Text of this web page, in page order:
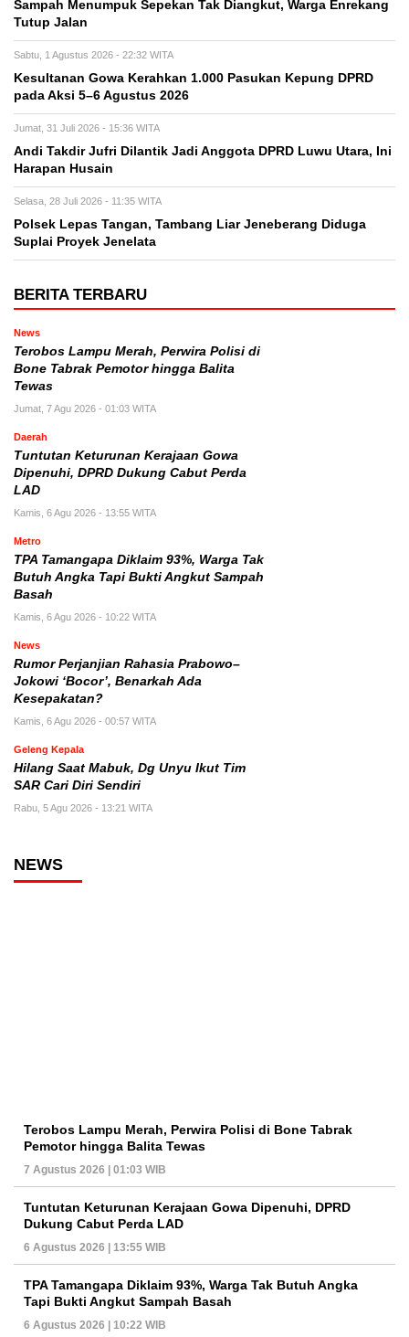
Sampah Menumpuk Sepekan Tak Diangkut, Warga Enrekang
Tutup Jalan
Sabtu, 1 Agustus 2026 - 22:32 WITA
Kesultanan Gowa Kerahkan 1.000 Pasukan Kepung DPRD
pada Aksi 5–6 Agustus 2026
Jumat, 31 Juli 2026 - 15:36 WITA
Andi Takdir Jufri Dilantik Jadi Anggota DPRD Luwu Utara, Ini
Harapan Husain
Selasa, 28 Juli 2026 - 11:35 WITA
Polsek Lepas Tangan, Tambang Liar Jeneberang Diduga
Suplai Proyek Jenelata
BERITA TERBARU
News
Terobos Lampu Merah, Perwira Polisi di
Bone Tabrak Pemotor hingga Balita
Tewas
Jumat, 7 Agu 2026 - 01:03 WITA
Daerah
Tuntutan Keturunan Kerajaan Gowa
Dipenuhi, DPRD Dukung Cabut Perda
LAD
Kamis, 6 Agu 2026 - 13:55 WITA
Metro
TPA Tamangapa Diklaim 93%, Warga Tak
Butuh Angka Tapi Bukti Angkut Sampah
Basah
Kamis, 6 Agu 2026 - 10:22 WITA
News
Rumor Perjanjian Rahasia Prabowo–
Jokowi ‘Bocor’, Benarkah Ada
Kesepakatan?
Kamis, 6 Agu 2026 - 00:57 WITA
Geleng Kepala
Hilang Saat Mabuk, Dg Unyu Ikut Tim
SAR Cari Diri Sendiri
Rabu, 5 Agu 2026 - 13:21 WITA
NEWS
Terobos Lampu Merah, Perwira Polisi di Bone Tabrak
Pemotor hingga Balita Tewas
7 Agustus 2026 | 01:03 WIB
Tuntutan Keturunan Kerajaan Gowa Dipenuhi, DPRD
Dukung Cabut Perda LAD
6 Agustus 2026 | 13:55 WIB
TPA Tamangapa Diklaim 93%, Warga Tak Butuh Angka
Tapi Bukti Angkut Sampah Basah
6 Agustus 2026 | 10:22 WIB